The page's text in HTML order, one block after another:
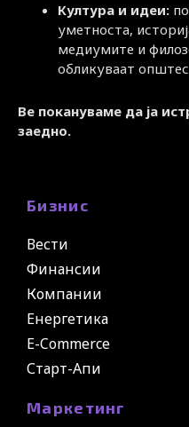
Култура и идеи:
уметноста,
медиумите и
обликуваат
Ве покануваме да ја
заедно.
Бизнис
Вести
Финансии
Компании
Енергетика
E-Commerce
Старт-Апи
Маркетинг